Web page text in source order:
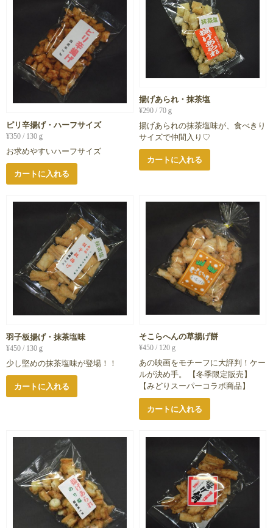
ピリ辛揚げ・ハーフサイズ
¥350 / 130ｇ
お求めやすいハーフサイズ
カートに入れる
揚げあられ・抹茶塩
¥290 / 70ｇ
揚げあられの抹茶塩味が、食べきり
サイズで仲間入り♡
カートに入れる
羽子板揚げ・抹茶塩味
¥450 / 130ｇ
少し堅めの抹茶塩味が登場！！
カートに入れる
そこらへんの草揚げ餅
¥450 / 120ｇ
あの映画をモチーフに大評判！ケー
ルが決め手。 【冬季限定販売】
【みどりスーパーコラボ商品】
カートに入れる